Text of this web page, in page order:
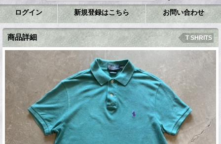
ログイン 新規登録はこちら お問い合わせ
商品詳細 T SHRITS